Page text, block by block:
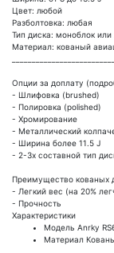
Цвет: любой
Разболтовка: любая
Тип диска: моноблок
Материал: кованый
Опции за доплату
- Шлифовка (brushed)
- Полировка (polished)
- Хромирование
- Металлический
- Ширина более 11.5 J
- 2-3х составной тип
Преимущество кованых
- Легкий вес (на 20%
- Прочность
Характеристики
Модель Anrky
Материал